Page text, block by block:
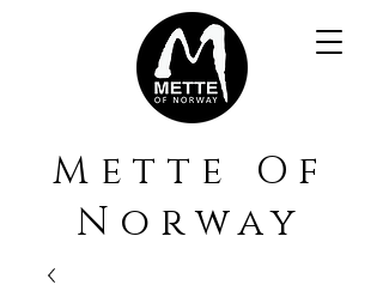
Mette Of
Norway